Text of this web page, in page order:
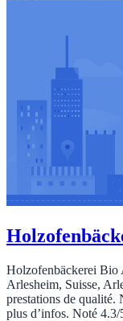
Holzofenbäckerei Bio
Arlesheim, Suisse,
prestations de qualité.
plus d’infos. Noté